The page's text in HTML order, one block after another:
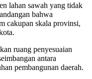
lahan sawah yang tidak
bahwa
cakupan skala provinsi,
ruang penyesuaian
antara
pembangunan daerah.